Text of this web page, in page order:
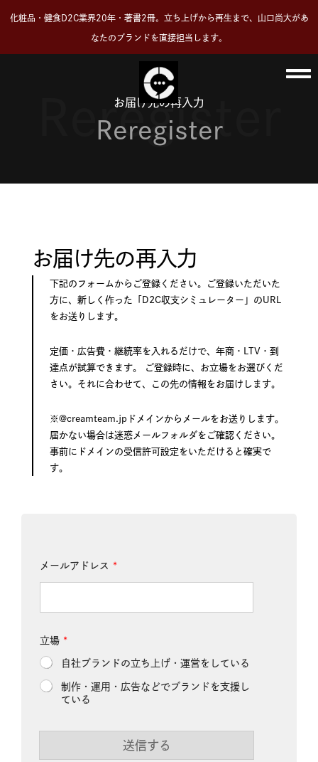
会社概要
FAQ
資料請求
お問い合わせ
化粧品・健食D2C業界20年・著書2冊。立ち上げから再生まで、山口尚大があ
なたのブランドを直接担当します。
お届け先の再入力
Reregister
Reregister
お届け先の再入力
下記のフォームからご登録ください。ご登録いただいた
方に、新しく作った「D2C収支シミュレーター」のURL
をお送りします。
定価・広告費・継続率を入れるだけで、年商・LTV・到
達点が試算できます。 ご登録時に、お立場をお選びくだ
さい。それに合わせて、この先の情報をお届けします。
※@creamteam.jpドメインからメールをお送りします。
届かない場合は迷惑メールフォルダをご確認ください。
事前にドメインの受信許可設定をいただけると確実で
す。
ー
ル
レ
メ
ル
ド
メールアドレス *
立場 *
自社ブランドの立ち上げ・運営をしている
制作・運用・広告などでブランドを支援し
ている
送信する